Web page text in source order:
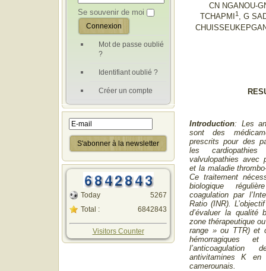
Se souvenir de moi
Mot de passe oublié
?
Identifiant oublié ?
Créer un compte
Today
Total :
5267
6842843
Visitors Counter
CN NGANOU-
TCHAPMI 1 , G
Introduction: Les
sont des
prescrits pour des
les cardiopathies
valvulopathies avec
et la maladie
Ce traitement
biologique
coagulation par
Ratio (INR).
d’évaluer la qualité
zone thérapeutique
range » ou TTR) et
hémorragiques
antivitamines K en
camerounais.